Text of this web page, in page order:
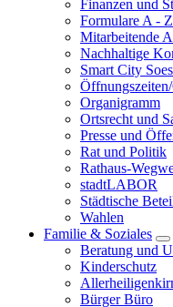
Finanzen und
Formulare A - Z
Mitarbeitende
Nachhaltige
Smart City
Organigramm
Ortsrecht und
Presse und
Rat und Politik
Rathaus-
stadtLABOR
Städtische
Wahlen
Familie & Soziales
Beratung und
Kinderschutz
Bürger Büro